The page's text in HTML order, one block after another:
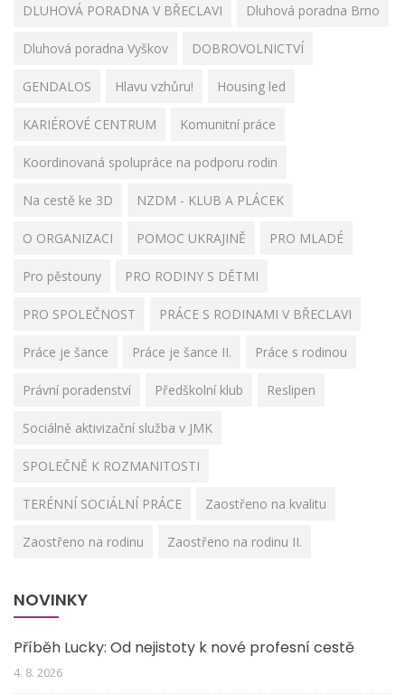
DLUHOVÁ PORADNA V BŘECLAVI Dluhová poradna Brno
Dluhová poradna Vyškov DOBROVOLNICTVÍ
GENDALOS Hlavu vzhůru! Housing led
KARIÉROVÉ CENTRUM Komunitní práce
Koordinovaná spolupráce na podporu rodin
Na cestě ke 3D NZDM - KLUB A PLÁCEK
O ORGANIZACI POMOC UKRAJINĚ PRO MLADÉ
Pro pěstouny PRO RODINY S DĚTMI
PRO SPOLEČNOST PRÁCE S RODINAMI V BŘECLAVI
Práce je šance Práce je šance II. Práce s rodinou
Právní poradenství Předškolní klub Reslipen
Sociálně aktivizační služba v JMK
SPOLEČNĚ K ROZMANITOSTI
TERÉNNÍ SOCIÁLNÍ PRÁCE Zaostřeno na kvalitu
Zaostřeno na rodinu Zaostřeno na rodinu II.
NOVINKY
Příběh Lucky: Od nejistoty k nové profesní cestě
4. 8. 2026